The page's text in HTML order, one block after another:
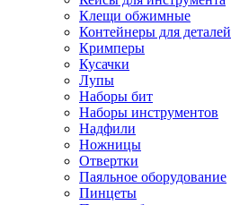
Клещи обжимные
Контейнеры для деталей
Кримперы
Кусачки
Лупы
Наборы бит
Наборы инструментов
Надфили
Ножницы
Отвертки
Паяльное оборудование
Пинцеты